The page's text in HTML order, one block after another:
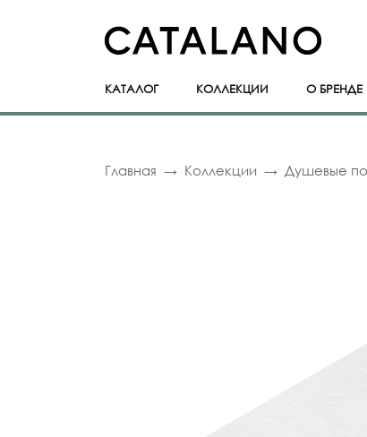
КАТАЛОГ КОЛЛЕКЦИИ О БРЕНДЕ
Главная Коллекции Душевые